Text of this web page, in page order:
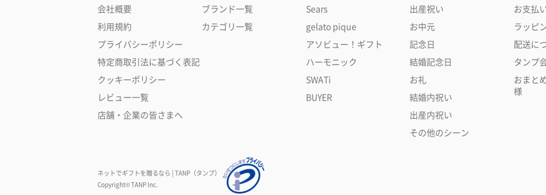
会社概要
利用規約
プライバシーポリシー
特定商取引法に基づく表記
クッキーポリシー
レビュー一覧
店舗・企業の皆さまへ
ブランド一覧
カテゴリ一覧
Sears
gelato pique
アソビュー！ギフト
ハーモニック
SWATi
BUYER
出産祝い
お中元
記念日
結婚記念日
お礼
結婚内祝い
出産内祝い
その他のシーン
お支払
ラッピ
配送に
タンプ
おまと
様
ネットでギフトを贈るなら | TANP（タンプ）
Copyright© TANP Inc.